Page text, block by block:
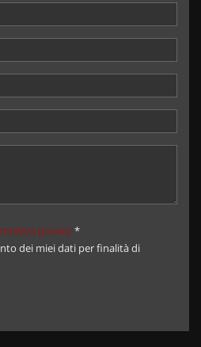
privacy*
dei miei dati per finalità di